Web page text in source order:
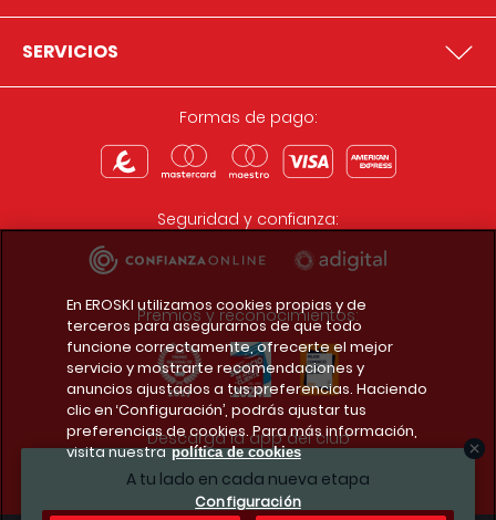
A tu lado en cada nueva etapa
SERVICIOS
Formas de pago:
Seguridad y confianza:
Premios y reconocimientos:
Descarga la app del club
En EROSKI utilizamos cookies propias y de
terceros para asegurarnos de que todo
funcione correctamente, ofrecerte el mejor
servicio y mostrarte recomendaciones y
anuncios ajustados a tus preferencias. Haciendo
clic en ‘Configuración’, podrás ajustar tus
preferencias de cookies. Para más información,
visita nuestra política de cookies
Configuración